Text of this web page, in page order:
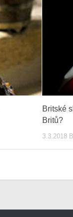
Britské
Britů?
3.3.2018